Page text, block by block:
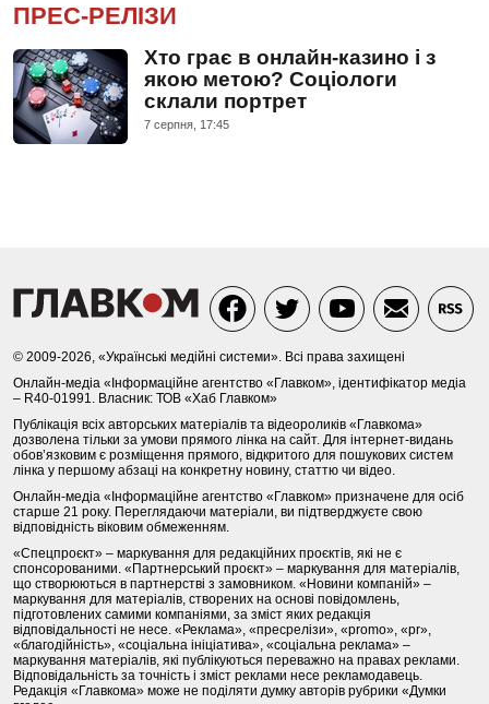
ПРЕС-РЕЛІЗИ
Хто грає в онлайн-казино і з
якою метою? Соціологи
склали портрет
7 серпня, 17:45
© 2009-2026, «Українські медійні системи». Всі права захищені
Онлайн-медіа «Інформаційне агентство «Главком», ідентифікатор медіа
– R40-01991. Власник: ТОВ «Хаб Главком»
Публікація всіх авторських матеріалів та відеороликів «Главкома»
дозволена тільки за умови прямого лінка на сайт. Для інтернет-видань
обов’язковим є розміщення прямого, відкритого для пошукових систем
лінка у першому абзаці на конкретну новину, статтю чи відео.
Онлайн-медіа «Інформаційне агентство «Главком» призначене для осіб
старше 21 року. Переглядаючи матеріали, ви підтверджуєте свою
відповідність віковим обмеженням.
«Спецпроєкт» – маркування для редакційних проєктів, які не є
спонсорованими. «Партнерський проєкт» – маркування для матеріалів,
що створюються в партнерстві з замовником. «Новини компаній» –
маркування для матеріалів, створених на основі повідомлень,
підготовлених самими компаніями, за зміст яких редакція
відповідальності не несе. «Реклама», «пресрелізи», «promo», «pr»,
«благодійність», «соціальна ініціатива», «соціальна реклама» –
маркування матеріалів, які публікуються переважно на правах реклами.
Відповідальність за точність і зміст реклами несе рекламодавець.
Редакція «Главкома» може не поділяти думку авторів рубрики «Думки